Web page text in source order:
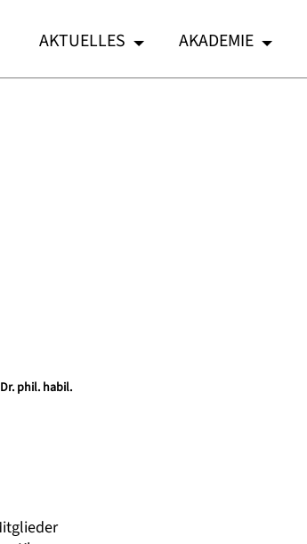
AKTUELLES AKADEMIE
phil. habil.